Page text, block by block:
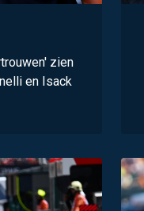
zien
en Isack